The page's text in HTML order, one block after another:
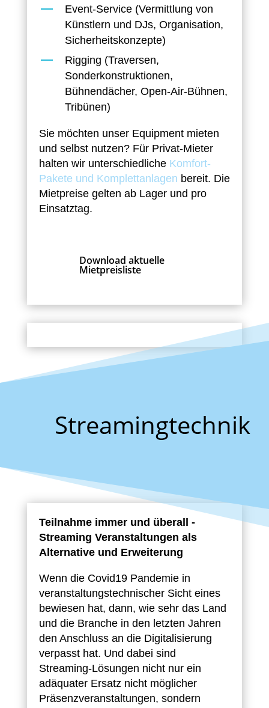
Event-Service (Vermittlung von
Künstlern und DJs, Organisation,
Sicherheitskonzepte)
Rigging (Traversen,
Sonderkonstruktionen,
Bühnendächer, Open-Air-Bühnen,
Tribünen)
Sie möchten unser Equipment mieten
und selbst nutzen? Für Privat-Mieter
halten wir unterschiedliche Komfort-
Pakete und Komplettanlagen bereit. Die
Mietpreise gelten ab Lager und pro
Einsatztag.
Download aktuelle
Mietpreisliste
Streamingtechnik
Teilnahme immer und überall -
Streaming Veranstaltungen als
Alternative und Erweiterung
Wenn die Covid19 Pandemie in
veranstaltungstechnischer Sicht eines
bewiesen hat, dann, wie sehr das Land
und die Branche in den letzten Jahren
den Anschluss an die Digitalisierung
verpasst hat. Und dabei sind
Streaming-Lösungen nicht nur ein
adäquater Ersatz nicht möglicher
Präsenzveranstaltungen, sondern